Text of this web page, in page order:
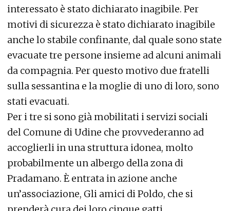
interessato è stato dichiarato inagibile. Per
motivi di sicurezza è stato dichiarato inagibile
anche lo stabile confinante, dal quale sono state
evacuate tre persone insieme ad alcuni animali
da compagnia. Per questo motivo due fratelli
sulla sessantina e la moglie di uno di loro, sono
stati evacuati.
Per i tre si sono già mobilitati i servizi sociali
del Comune di Udine che provvederanno ad
accoglierli in una struttura idonea, molto
probabilmente un albergo della zona di
Pradamano. È entrata in azione anche
un’associazione, Gli amici di Poldo, che si